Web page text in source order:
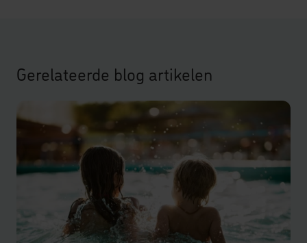
Gerelateerde blog artikelen